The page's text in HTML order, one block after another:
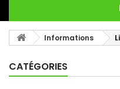
Informations
CATÉGORIES